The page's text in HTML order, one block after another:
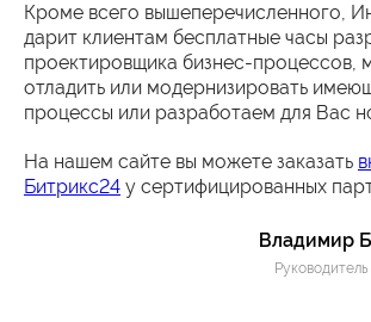
Кроме всего вышеперечисленного,
дарит клиентам бесплатные часы
проектировщика бизнес-
отладить или модернизировать
процессы или разработаем для Вас
На нашем сайте вы можете заказать
Битрикс24 у сертифицированных
Владимир